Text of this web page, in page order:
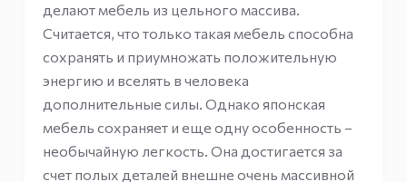
делают мебель из цельного массива.
Считается, что только такая мебель способна
сохранять и приумножать положительную
энергию и вселять в человека
дополнительные силы. Однако японская
мебель сохраняет и еще одну особенность –
необычайную легкость. Она достигается за
счет полых деталей внешне очень массивной